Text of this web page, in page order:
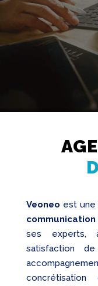
Web
Réseaux
sociaux
Audit
Veoneo est une
ses experts,
satisfaction